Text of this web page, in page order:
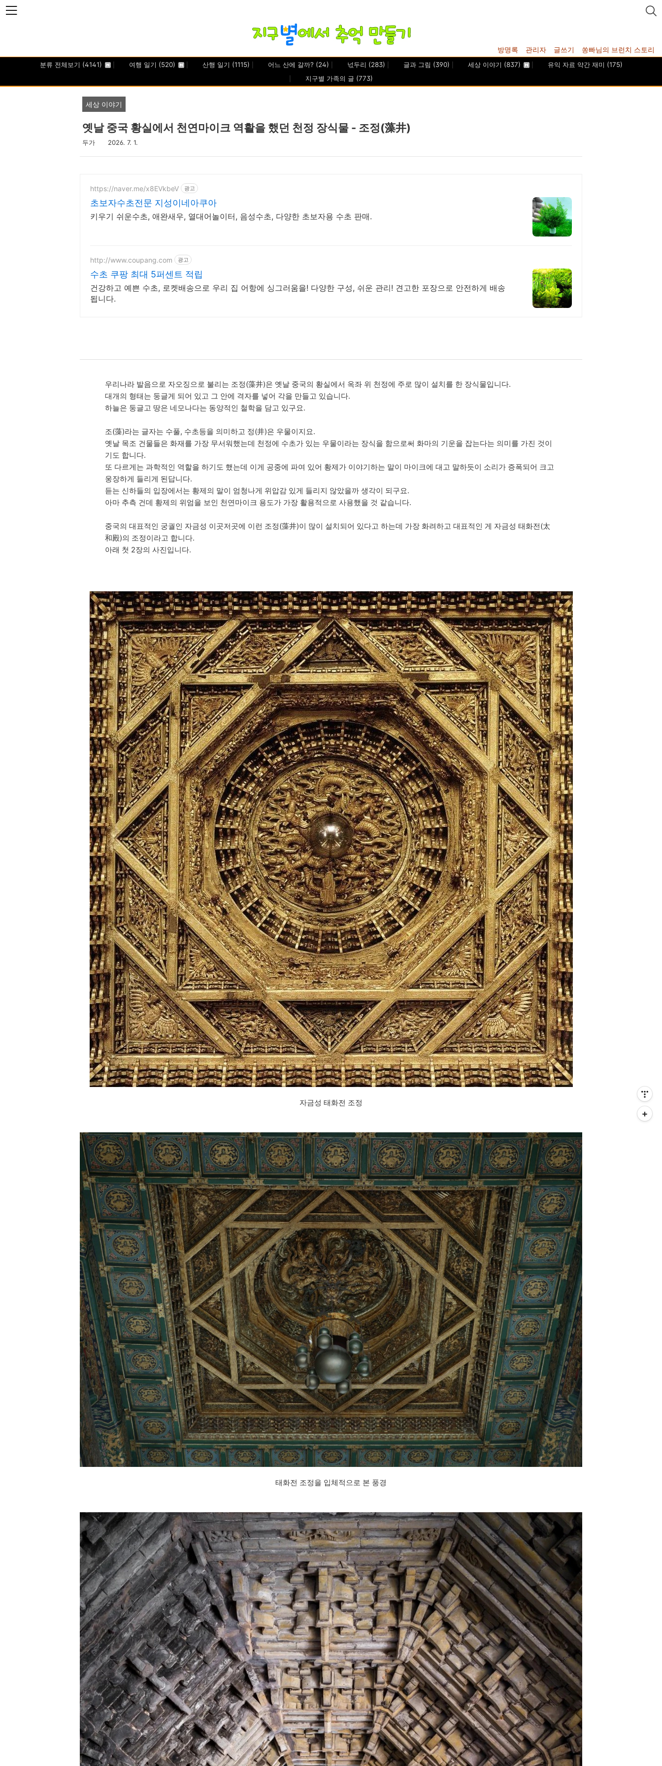
본문 바로가기
방명록 관리자 글쓰기 쏭빠님의 브런치 스토리
분류 전체보기 (4141) 여행 일기 (520) 산행 일기 (1115) 어느 산에 갈까? (24) 넋두리 (283) 글과 그림 (390) 세상 이야기 (837) 유익 자료 약간 재미 (175)
지구별 가족의 글 (773)
세상 이야기
옛날 중국 황실에서 천연마이크 역활을 했던 천정 장식물 - 조정(藻井)
두가 2026. 7. 1.
https://naver.me/x8EVkbeV 광고
초보자수초전문 지성이네아쿠아
키우기 쉬운수초, 애완새우, 열대어놀이터, 음성수초, 다양한 초보자용 수초 판매.
http://www.coupang.com 광고
수초 쿠팡 최대 5퍼센트 적립
건강하고 예쁜 수초, 로켓배송으로 우리 집 어항에 싱그러움을! 다양한 구성, 쉬운 관리! 견고한 포장으로 안전하게 배송
됩니다.
우리나라 발음으로 자오징으로 불리는 조정(藻井)은 옛날 중국의 황실에서 옥좌 위 천정에 주로 많이 설치를 한 장식물입니다.
대개의 형태는 둥글게 되어 있고 그 안에 격자를 넣어 각을 만들고 있습니다.
하늘은 둥글고 땅은 네모나다는 동양적인 철학을 담고 있구요.
조(藻)라는 글자는 수풀, 수초등을 의미하고 정(井)은 우물이지요.
옛날 목조 건물들은 화재를 가장 무서워했는데 천정에 수초가 있는 우물이라는 장식을 함으로써 화마의 기운을 잡는다는 의미를 가진 것이
기도 합니다.
또 다르게는 과학적인 역할을 하기도 했는데 이게 공중에 파여 있어 황제가 이야기하는 말이 마이크에 대고 말하듯이 소리가 증폭되어 크고
웅장하게 들리게 된답니다.
듣는 신하들의 입장에서는 황제의 말이 엄청나게 위압감 있게 들리지 않았을까 생각이 되구요.
아마 추측 건데 황제의 위엄을 보인 천연마이크 용도가 가장 활용적으로 사용했을 것 같습니다.
중국의 대표적인 궁궐인 자금성 이곳저곳에 이런 조정(藻井)이 많이 설치되어 있다고 하는데 가장 화려하고 대표적인 게 자금성 태화전(太
和殿)의 조정이라고 합니다.
아래 첫 2장의 사진입니다.
자금성 태화전 조정
태화전 조정을 입체적으로 본 풍경